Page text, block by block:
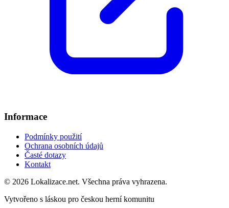
Informace
Podmínky použití
Ochrana osobních údajů
Časté dotazy
Kontakt
© 2026 Lokalizace.net. Všechna práva vyhrazena.
Vytvořeno s láskou pro českou herní komunitu